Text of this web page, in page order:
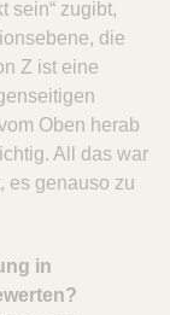
sein“ zugibt,
die
Z ist eine
Oben herab
All das war
es genauso zu
in